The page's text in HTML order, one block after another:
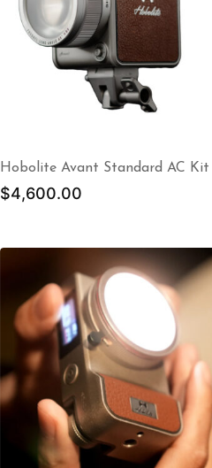
Hobolite Avant Standard AC Kit
$4,600.00